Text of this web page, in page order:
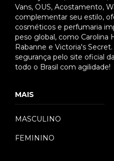
Vans, OUS, Acostamento,
complementar seu estilo,
cosméticos e perfumaria
peso global, como Carolina
Rabanne e Victoria's
segurança pelo site oficial
todo o Brasil com agilidade!
MAIS
MASCULINO
FEMININO